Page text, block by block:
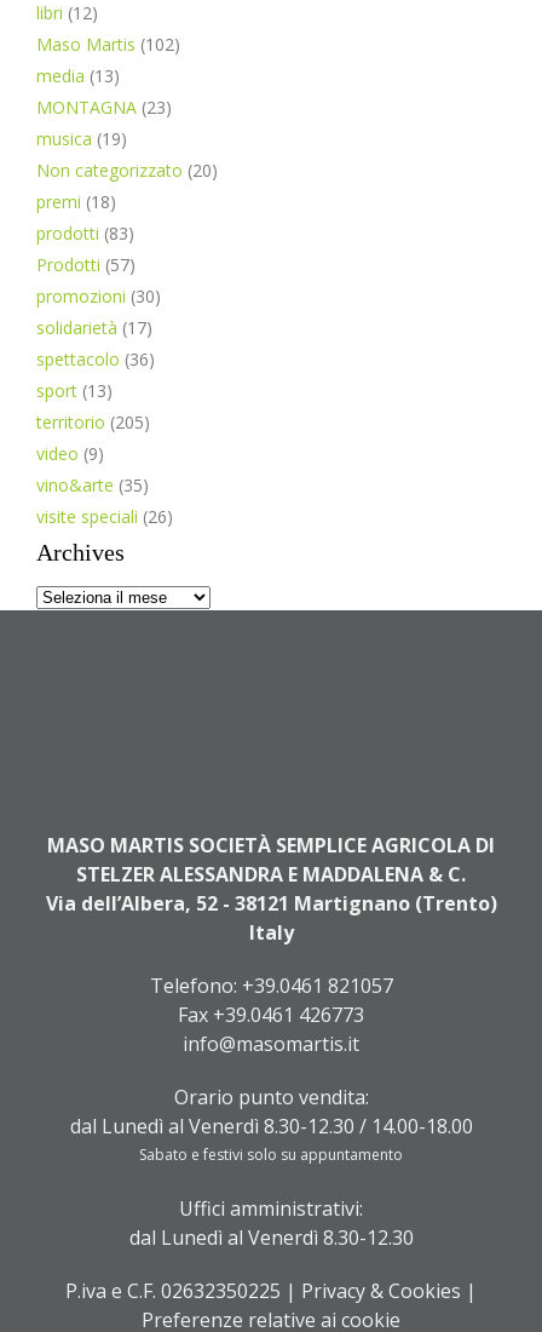
libri (12)
Maso Martis (102)
media (13)
MONTAGNA (23)
musica (19)
Non categorizzato (20)
premi (18)
prodotti (83)
Prodotti (57)
promozioni (30)
solidarietà (17)
spettacolo (36)
sport (13)
territorio (205)
video (9)
vino&arte (35)
visite speciali (26)
Archives
Archives
MASO MARTIS SOCIETÀ SEMPLICE AGRICOLA DI
STELZER ALESSANDRA E MADDALENA & C.
Via dell’Albera, 52 - 38121 Martignano (Trento)
Italy
Telefono: +39.0461 821057
Fax +39.0461 426773
info@masomartis.it
Orario punto vendita:
dal Lunedì al Venerdì 8.30-12.30 / 14.00-18.00
Sabato e festivi solo su appuntamento
Uffici amministrativi:
dal Lunedì al Venerdì 8.30-12.30
P.iva e C.F. 02632350225 | Privacy & Cookies |
Preferenze relative ai cookie